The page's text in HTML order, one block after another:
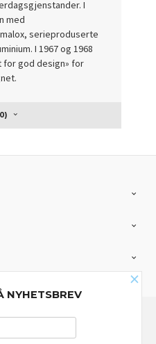
I
med
serieproduserte
I 1967 og 1968
for god design» for
×
NYHETSBREV